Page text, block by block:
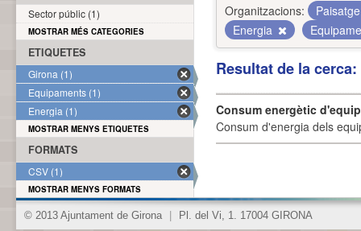
Organitzacions:
Energia
Resultat de la
Consum energètic
Consum d'energia dels
Sector públic (1)
MOSTRAR MÉS CATEGORIES
ETIQUETES
Girona (1)
Equipaments (1)
Energia (1)
MOSTRAR MENYS ETIQUETES
FORMATS
CSV (1)
MOSTRAR MENYS FORMATS
© 2013 Ajuntament de Girona Pl. del Vi, 1. 17004 GIRONA